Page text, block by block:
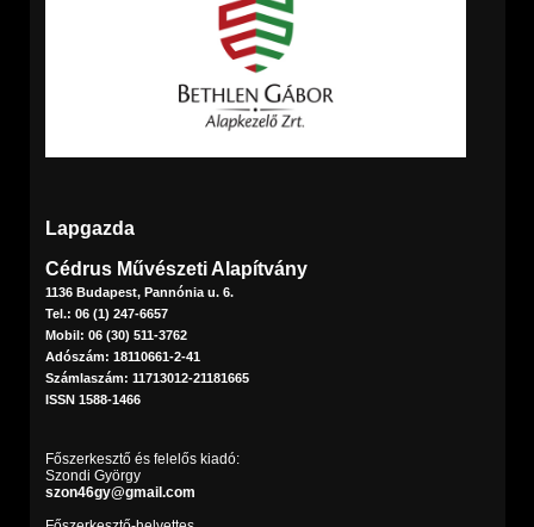
Lapgazda
Cédrus Művészeti Alapítvány
1136 Budapest, Pannónia u. 6.
Tel.: 06 (1) 247-6657
Mobil: 06 (30) 511-3762
Adószám: 18110661-2-41
Számlaszám: 11713012-21181665
ISSN 1588-1466
Főszerkesztő és felelős kiadó:
Szondi György
szon46gy@gmail.com